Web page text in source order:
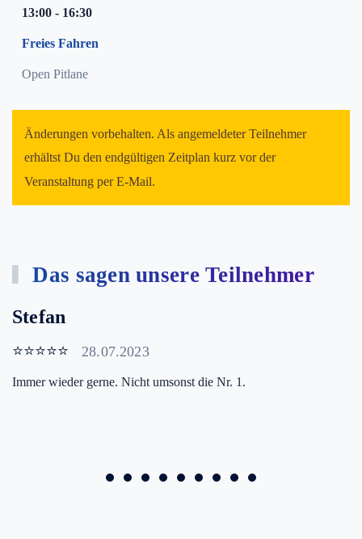
13:00 - 16:30
Freies Fahren
Open Pitlane
Änderungen vorbehalten. Als angemeldeter Teilnehmer
erhältst Du den endgültigen Zeitplan kurz vor der
Veranstaltung per E-Mail.
Das sagen unsere Teilnehmer
Stefan
⭐⭐⭐⭐⭐ 28.07.2023
Immer wieder gerne. Nicht umsonst die Nr. 1.